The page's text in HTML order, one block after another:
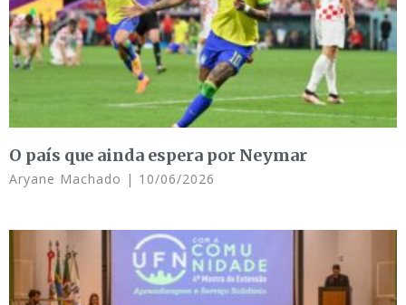
O país que ainda espera por Neymar
Aryane Machado 10/06/2026